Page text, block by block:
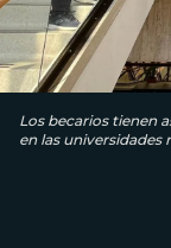
Los becarios tienen
en las universidades